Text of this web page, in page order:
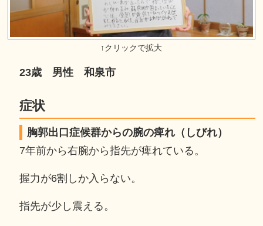
23歳 男性 和泉市
症状
胸郭出口症候群からの腕の痺れ（しびれ）
7年前から右腕から指先が痺れている。
握力が6割しか入らない。
指先が少し震える。